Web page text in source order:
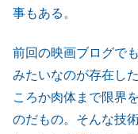
事もある。
前回の映画ブログで
みたいなのが存在し
ころか肉体まで限界
のだもの。そんな技